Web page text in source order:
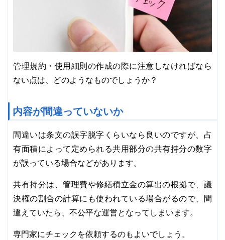
管理規約・使用細則の作成の際に注意しなければなら
ない点は、どのようなものでしょうか？
内容が間違っていないか
間違いは条文の誤字脱字くらいなら良いのですが、占
有面積によって定められる共用部分の共有持分の数字
が誤っている場合などがあります。
共有持分は、管理費や修繕積立金の算出の根拠で、議
決権の割合の計算にも使われている場合がるので、間
違えていたら、不公平な運営となってしまいます。
専門家にチェックを依頼するのもよいでしょう。